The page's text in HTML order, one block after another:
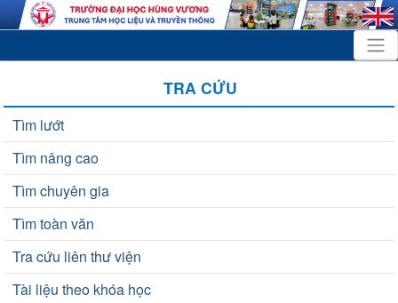
TRA CỨU
Tìm lướt
Tìm nâng cao
Tìm chuyên gia
Tìm toàn văn
Tra cứu liên thư viện
Tài liệu theo khóa học